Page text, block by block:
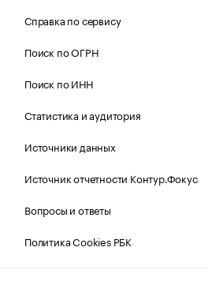
Справка по сервису
Поиск по ОГРН
Поиск по ИНН
Статистика и аудитория
Источники данных
Источник отчетности Контур.Фокус
Вопросы и ответы
Политика Cookies РБК